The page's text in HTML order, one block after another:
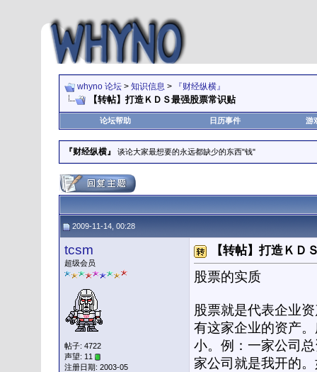
whyno 论坛 > 知识信息 > 『财经纵横』
【转帖】打造ＫＤＳ最强股票常识贴
论坛帮助 日历事件 游
『财经纵横』 谈论大家最想要的永远都缺少的东西"钱"
2009-11-14, 00:28
tcsm
超级会员
帖子: 4722
声望: 11
注册日期: 2003-05
【转帖】打造ＫＤ
股票的实质
股票就是代表企业
有这家企业的资产
小。例：一家公司
家公司就是我开的